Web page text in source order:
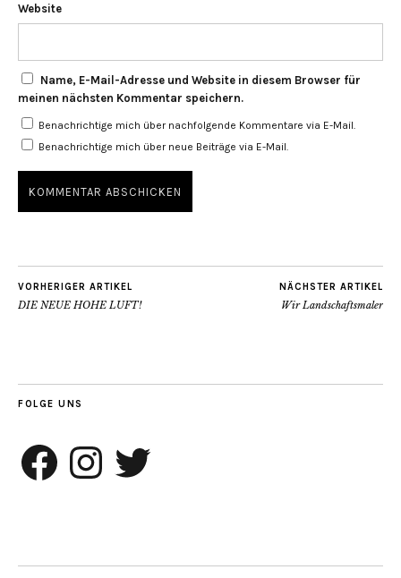
Website
Name, E-Mail-Adresse und Website in diesem Browser für
meinen nächsten Kommentar speichern.
Benachrichtige mich über nachfolgende Kommentare via E-Mail.
Benachrichtige mich über neue Beiträge via E-Mail.
VORHERIGER ARTIKEL
DIE NEUE HOHE LUFT!
NÄCHSTER ARTIKEL
Wir Landschaftsmaler
FOLGE UNS
Facebook InstagramTwitter